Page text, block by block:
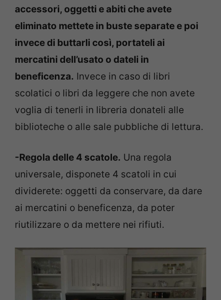
accessori, oggetti e abiti che avete
eliminato mettete in buste separate e poi
invece di buttarli così, portateli ai
mercatini dell’usato o dateli in
beneficenza. Invece in caso di libri
scolatici o libri da leggere che non avete
voglia di tenerli in libreria donateli alle
biblioteche o alle sale pubbliche di lettura.
-Regola delle 4 scatole. Una regola
universale, disponete 4 scatoli in cui
dividerete: oggetti da conservare, da dare
ai mercatini o beneficenza, da poter
riutilizzare o da mettere nei rifiuti.